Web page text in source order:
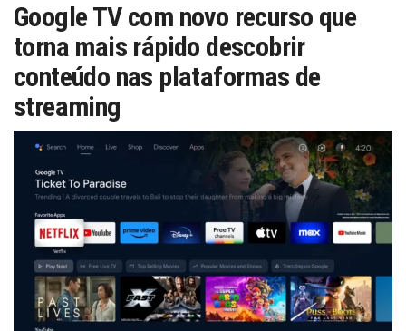
Google TV com novo recurso que
torna mais rápido descobrir
conteúdo nas plataformas de
streaming